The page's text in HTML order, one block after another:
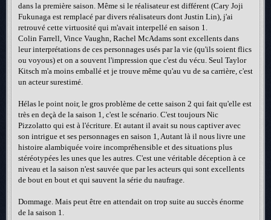
dans la première saison. Même si le réalisateur est différent (Cary Joji
Fukunaga est remplacé par divers réalisateurs dont Justin Lin), j'ai
retrouvé cette virtuosité qui m'avait interpellé en saison 1.
Colin Farrell, Vince Vaughn, Rachel McAdams sont excellents dans
leur interprétations de ces personnages usés par la vie (qu'ils soient flics
ou voyous) et on a souvent l'impression que c'est du vécu. Seul Taylor
Kitsch m'a moins emballé et je trouve même qu'au vu de sa carrière, c'est
un acteur surestimé.
Hélas le point noir, le gros problème de cette saison 2 qui fait qu'elle est
très en deçà de la saison 1, c'est le scénario. C'est toujours Nic
Pizzolatto qui est à l'écriture. Et autant il avait su nous captiver avec
son intrigue et ses personnages en saison 1, Autant là il nous livre une
histoire alambiquée voire incompréhensible et des situations plus
stéréotypées les unes que les autres. C'est une véritable déception à ce
niveau et la saison n'est sauvée que par les acteurs qui sont excellents
de bout en bout et qui sauvent la série du naufrage.
Dommage. Mais peut être en attendait on trop suite au succès énorme
de la saison 1.